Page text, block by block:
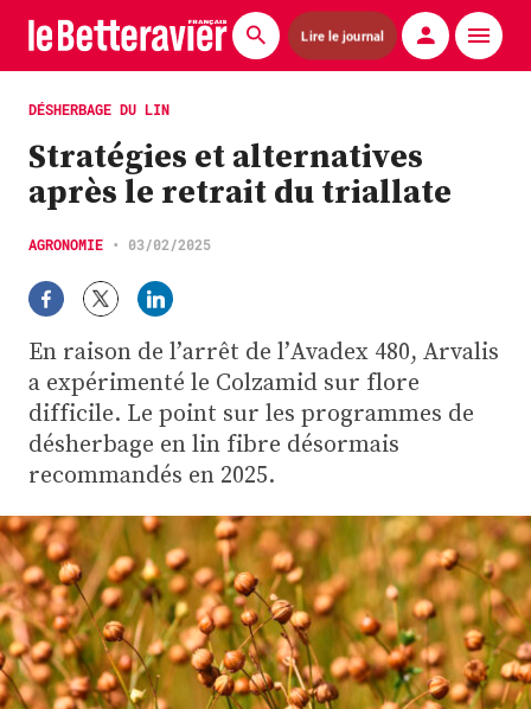
Lire le journal
Actualités
Économie
Agronomie
Matériels
La technique ITB
Pommes de terre
Guides pratiques
Chasse
Plus
Abonnez-vous
DÉSHERBAGE DU LIN
Stratégies et alternatives
après le retrait du triallate
AGRONOMIE • 03/02/2025
En raison de l’arrêt de l’Avadex 480, Arvalis
a expérimenté le Colzamid sur flore
difficile. Le point sur les programmes de
désherbage en lin fibre désormais
recommandés en 2025.